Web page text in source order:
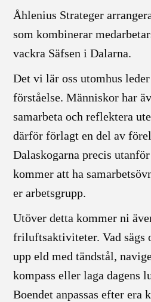
Åhlenius Strateger
som kombinerar
vackra Säfsen i Dalarna.
Det vi lär oss utomhus
förståelse. Människor har
samarbeta och reflektera
därför förlagt en del av
Dalaskogarna precis
kommer att ha
er arbetsgrupp.
Utöver detta kommer ni
friluftsaktiviteter. Vad sägs
upp eld med tändstål,
kompass eller laga dagens
Boendet anpassas efter era